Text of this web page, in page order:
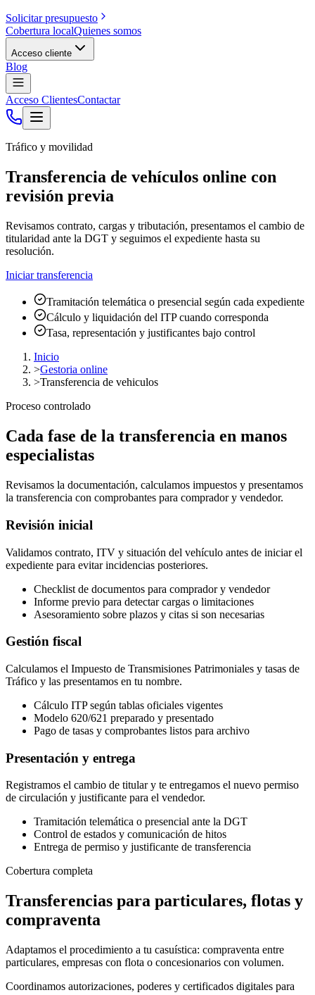
Solicitar presupuesto
Cobertura localQuienes somos
Acceso cliente
Blog
Acceso ClientesContactar
Tráfico y movilidad
Transferencia de vehículos online con
revisión previa
Revisamos contrato, cargas y tributación, presentamos el cambio de
titularidad ante la DGT y seguimos el expediente hasta su
resolución.
Iniciar transferencia
Tramitación telemática o presencial según cada expediente
Cálculo y liquidación del ITP cuando corresponda
Tasa, representación y justificantes bajo control
Inicio
>Gestoria online
>Transferencia de vehiculos
Proceso controlado
Cada fase de la transferencia en manos
especialistas
Revisamos la documentación, calculamos impuestos y presentamos
la transferencia con comprobantes para comprador y vendedor.
Revisión inicial
Validamos contrato, ITV y situación del vehículo antes de iniciar el
expediente para evitar incidencias posteriores.
Checklist de documentos para comprador y vendedor
Informe previo para detectar cargas o limitaciones
Asesoramiento sobre plazos y citas si son necesarias
Gestión fiscal
Calculamos el Impuesto de Transmisiones Patrimoniales y tasas de
Tráfico y las presentamos en tu nombre.
Cálculo ITP según tablas oficiales vigentes
Modelo 620/621 preparado y presentado
Pago de tasas y comprobantes listos para archivo
Presentación y entrega
Registramos el cambio de titular y te entregamos el nuevo permiso
de circulación y justificante para el vendedor.
Tramitación telemática o presencial ante la DGT
Control de estados y comunicación de hitos
Entrega de permiso y justificante de transferencia
Cobertura completa
Transferencias para particulares, flotas y
compraventa
Adaptamos el procedimiento a tu casuística: compraventa entre
particulares, empresas con flota o concesionarios con volumen.
Coordinamos autorizaciones, poderes y certificados digitales para